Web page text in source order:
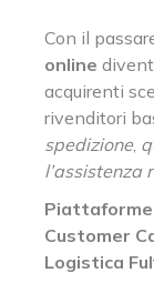
Con il
online
acquirenti
rivenditori
spedizione,
l’assistenza
Customer
Logistica